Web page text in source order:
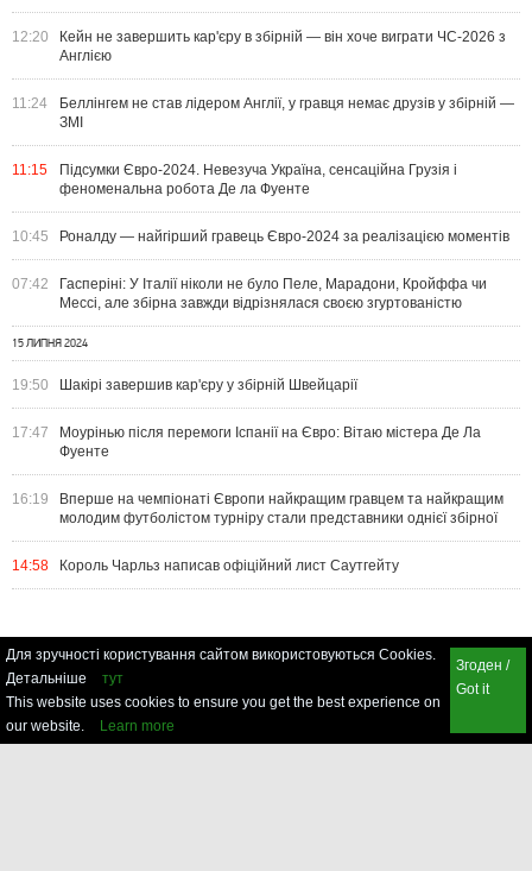
12:20
Кейн не завершить кар'єру в збірній — він хоче виграти ЧС-2026 з
Англією
11:24
Беллінгем не став лідером Англії, у гравця немає друзів у збірній —
ЗМІ
11:15
Підсумки Євро-2024. Невезуча Україна, сенсаційна Грузія і
феноменальна робота Де ла Фуенте
10:45 Роналду — найгірший гравець Євро-2024 за реалізацією моментів
07:42
Гасперіні: У Італії ніколи не було Пеле, Марадони, Кройффа чи
Мессі, але збірна завжди відрізнялася своєю згуртованістю
15 ЛИПНЯ 2024
19:50 Шакірі завершив кар'єру у збірній Швейцарії
17:47
Моурінью після перемоги Іспанії на Євро: Вітаю містера Де Ла
Фуенте
16:19
Вперше на чемпіонаті Європи найкращим гравцем та найкращим
молодим футболістом турніру стали представники однієї збірної
14:58 Король Чарльз написав офіційний лист Саутгейту
Для зручності користування сайтом використовуються Cookies.
Детальніше
тут
This website uses cookies to ensure you get the best experience on
our website.
Learn more
Згоден /
Got it